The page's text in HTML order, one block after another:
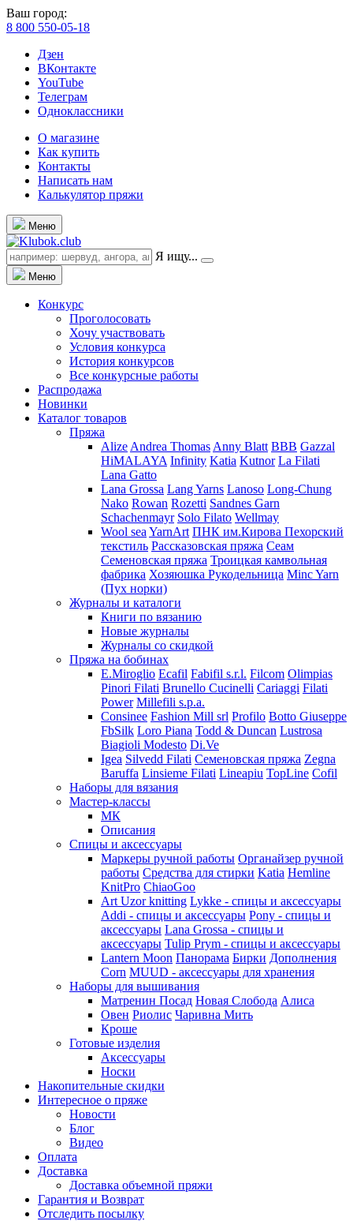
Ваш город:
8 800 550-05-18
Дзен
ВКонтакте
YouTube
Телеграм
Одноклассники
О магазине
Как купить
Контакты
Написать нам
Калькулятор пряжи
Меню
Я ищу...
Меню
Конкурс
Проголосовать
Хочу участвовать
Условия конкурса
История конкурсов
Все конкурсные работы
Распродажа
Новинки
Каталог товаров
Пряжа
Alize Andrea Thomas Anny Blatt BBB Gazzal
HiMALAYA Infinity Katia Kutnor La Filati
Lana Gatto
Lana Grossa Lang Yarns Lanoso Long-Chung
Nako Rowan Rozetti Sandnes Garn
Schachenmayr Solo Filato Wellmay
Wool sea YarnArt ПНК им.Кирова Пехорский
текстиль Рассказовская пряжа Сеам
Семеновская пряжа Троицкая камвольная
фабрика Хозяюшка Рукодельница Minc Yarn
(Пух норки)
Журналы и каталоги
Книги по вязанию
Новые журналы
Журналы со скидкой
Пряжа на бобинах
E.Miroglio Ecafil Fabifil s.r.l. Filcom Olimpias
Pinori Filati Brunello Cucinelli Cariaggi Filati
Power Millefili s.p.a.
Consinee Fashion Mill srl Profilo Botto Giuseppe
FbSilk Loro Piana Todd & Duncan Lustrosa
Biagioli Modesto Di.Ve
Igea Silvedd Filati Семеновская пряжа Zegna
Baruffa Linsieme Filati Lineapiu TopLine Cofil
Наборы для вязания
Мастер-классы
МК
Описания
Спицы и аксессуары
Маркеры ручной работы Органайзер ручной
работы Средства для стирки Katia Hemline
KnitPro ChiaoGoo
Art Uzor knitting Lykke - спицы и аксессуары
Addi - спицы и аксессуары Pony - спицы и
аксессуары Lana Grossa - спицы и
аксессуары Tulip Prym - спицы и аксессуары
Lantern Moon Панорама Бирки Дополнения
Corn MUUD - аксессуары для хранения
Наборы для вышивания
Матренин Посад Новая Слобода Алиса
Овен Риолис Чаривна Мить
Кроше
Готовые изделия
Аксессуары
Носки
Накопительные скидки
Интересное о пряже
Новости
Блог
Видео
Оплата
Доставка
Доставка объемной пряжи
Гарантия и Возврат
Отследить посылку